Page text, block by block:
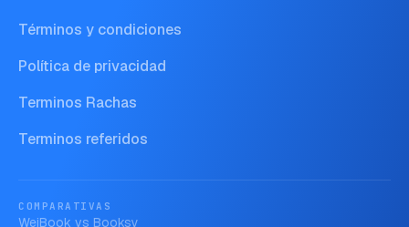
Términos y condiciones
Política de privacidad
Terminos Rachas
Terminos referidos
COMPARATIVAS
WeiBook vs Booksy